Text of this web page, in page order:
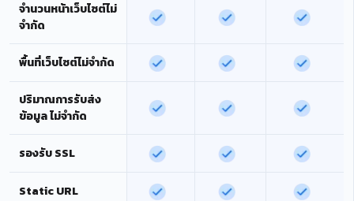
จำนวนหน้าเว็บไซต์ไม่
จำกัด
พื้นที่เว็บไซต์ไม่จำกัด
ปริมาณการรับส่ง
ข้อมูล ไม่จำกัด
รองรับ SSL
Static URL